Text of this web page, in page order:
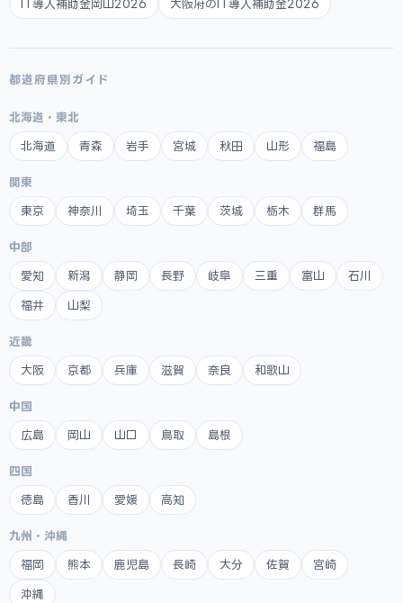
IT導入補助金岡山2026 大阪府のIT導入補助金2026
都道府県別ガイド
北海道・東北
北海道 青森 岩手 宮城 秋田 山形 福島
関東
東京 神奈川 埼玉 千葉 茨城 栃木 群馬
中部
愛知 新潟 静岡 長野 岐阜 三重 富山 石川
福井 山梨
近畿
大阪 京都 兵庫 滋賀 奈良 和歌山
中国
広島 岡山 山口 鳥取 島根
四国
徳島 香川 愛媛 高知
九州・沖縄
福岡 熊本 鹿児島 長崎 大分 佐賀 宮崎
沖縄